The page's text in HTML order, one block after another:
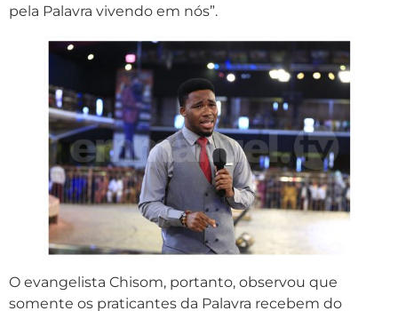
pela Palavra vivendo em nós”.
O evangelista Chisom, portanto, observou que
somente os praticantes da Palavra recebem do